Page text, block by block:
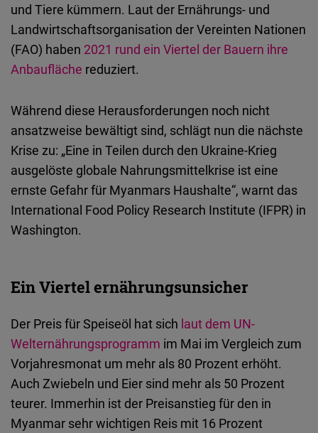
und Tiere kümmern. Laut der Ernährungs- und
Landwirtschaftsorganisation der Vereinten Nationen
(FAO) haben 2021 rund ein Viertel der Bauern ihre
Anbaufläche reduziert.
Während diese Herausforderungen noch nicht
ansatzweise bewältigt sind, schlägt nun die nächste
Krise zu: „Eine in Teilen durch den Ukraine-Krieg
ausgelöste globale Nahrungsmittelkrise ist eine
ernste Gefahr für Myanmars Haushalte“, warnt das
International Food Policy Research Institute (IFPR) in
Washington.
Ein Viertel ernährungsunsicher
Der Preis für Speiseöl hat sich laut dem UN-
Welternährungsprogramm im Mai im Vergleich zum
Vorjahresmonat um mehr als 80 Prozent erhöht.
Auch Zwiebeln und Eier sind mehr als 50 Prozent
teurer. Immerhin ist der Preisanstieg für den in
Myanmar sehr wichtigen Reis mit 16 Prozent